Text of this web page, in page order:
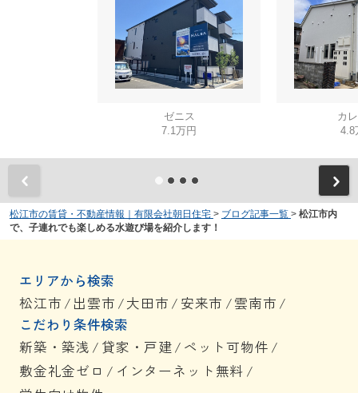
ゼニス
7.1万円
カ
4.8
松江市の賃貸・不動産情報｜有限会社朝日住宅 > ブログ記事一覧 > 松江市内
で、子連れでも楽しめる水遊び場を紹介します！
エリアから検索
松江市 / 出雲市 /大田市 / 安来市 /雲南市 /
こだわり条件検索
新築・築浅 / 貸家・戸建/ ペット可物件 /
敷金礼金ゼロ / インターネット無料 /